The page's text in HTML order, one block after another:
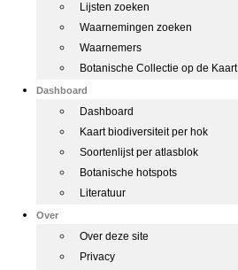
Lijsten zoeken
Waarnemingen zoeken
Waarnemers
Botanische Collectie op de Kaart
Dashboard
Dashboard
Kaart biodiversiteit per hok
Soortenlijst per atlasblok
Botanische hotspots
Literatuur
Over
Over deze site
Privacy